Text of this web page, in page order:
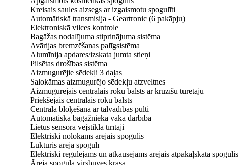
Kreisais saules aizsegs ar izgaismotu spogulīti
Automātiskā transmisija - Geartronic (6 pakāpju)
Elektroniskā vilces kontrole
Bagāžas nodalījuma stiprinājuma sistēma
Avārijas bremzēšanas palīgsistēma
Alumīnija apdares/izskata jumta stieņi
Pilsētas drošības sistēma
Aizmugurējie sēdekļi 3 daļas
Salokāmas aizmugurējo sēdekļu atzveltnes
Aizmugurējais centrālais roku balsts ar krūzīšu turētāju
Priekšējais centrālais roku balsts
Centrālā bloķēšana ar tālvadības pulti
Automātiska bagāžnieka vāka darbība
Lietus sensora vējstikla tīrītāji
Elektriski nolokāms ārējais spogulis
Lukturis ārējā spogulī
Elektriski regulējams un atkausējams ārējais atpakaļskata spogulis
Ārējā spoguļa virsbūves krāsa